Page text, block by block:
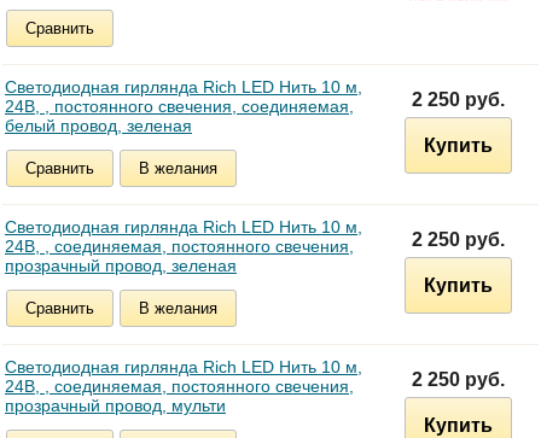
Сравнить
Светодиодная гирлянда Rich LED Нить 10 м,
24В, , постоянного свечения, соединяемая,
белый провод, зеленая
Сравнить В желания
2 250 руб.
Купить
Светодиодная гирлянда Rich LED Нить 10 м,
24В, , соединяемая, постоянного свечения,
прозрачный провод, зеленая
Сравнить В желания
2 250 руб.
Купить
Светодиодная гирлянда Rich LED Нить 10 м,
24В, , соединяемая, постоянного свечения,
прозрачный провод, мульти
2 250 руб.
Купить